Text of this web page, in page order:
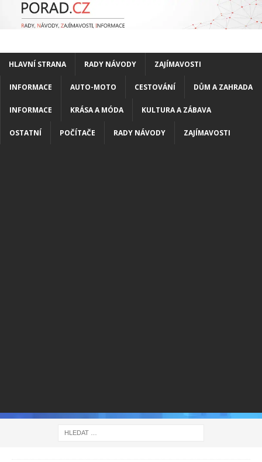
HLAVNÍ STRANA RADY NÁVODY ZAJÍMAVOSTI
INFORMACE AUTO-MOTO CESTOVÁNÍ DŮM A ZAHRADA
INFORMACE KRÁSA A MÓDA KULTURA A ZÁBAVA
OSTATNÍ POČÍTAČE RADY NÁVODY ZAJÍMAVOSTI